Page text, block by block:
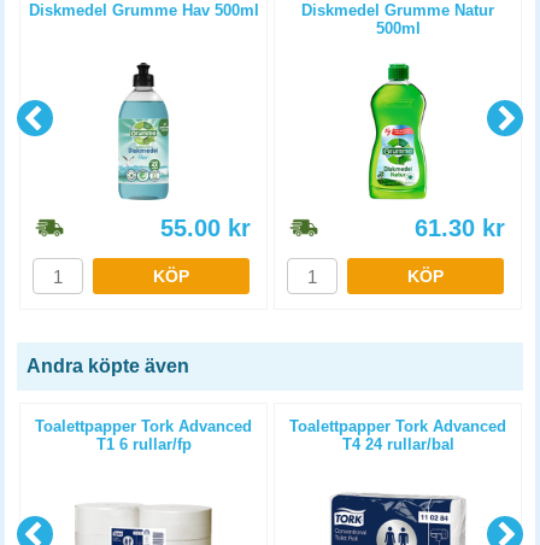
Diskmedel Grumme Hav 500ml
55.00 kr
KÖP
Diskmedel Grumme Natur
500ml
61.30 kr
KÖP
Andra köpte även
Toalettpapper Tork Advanced
T1 6 rullar/fp
Toalettpapper Tork Advanced
T4 24 rullar/bal